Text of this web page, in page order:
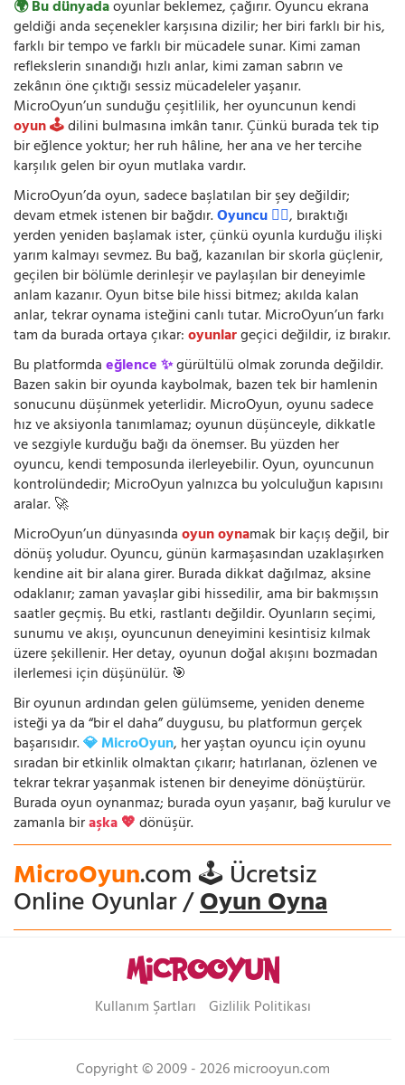
🌍 Bu dünyadaoyunlar beklemez, çağırır. Oyuncu ekrana
geldiği anda seçenekler karşısına dizilir; her biri farklı bir his,
farklı bir tempo ve farklı bir mücadele sunar. Kimi zaman
reflekslerin sınandığı hızlı anlar, kimi zaman sabrın ve
zekânın öne çıktığı sessiz mücadeleler yaşanır.
MicroOyun’un sunduğu çeşitlilik, her oyuncunun kendi
oyun 🕹️dilini bulmasına imkân tanır. Çünkü burada tek tip
bir eğlence yoktur; her ruh hâline, her ana ve her tercihe
karşılık gelen bir oyun mutlaka vardır.
MicroOyun’da oyun, sadece başlatılan bir şey değildir;
devam etmek istenen bir bağdır.Oyuncu 🧍‍♂️, bıraktığı
yerden yeniden başlamak ister, çünkü oyunla kurduğu ilişki
yarım kalmayı sevmez. Bu bağ, kazanılan bir skorla güçlenir,
geçilen bir bölümle derinleşir ve paylaşılan bir deneyimle
anlam kazanır. Oyun bitse bile hissi bitmez; akılda kalan
anlar, tekrar oynama isteğini canlı tutar. MicroOyun’un farkı
tam da burada ortaya çıkar:oyunlargeçici değildir, iz bırakır.
Bu platformdaeğlence ✨gürültülü olmak zorunda değildir.
Bazen sakin bir oyunda kaybolmak, bazen tek bir hamlenin
sonucunu düşünmek yeterlidir. MicroOyun, oyunu sadece
hız ve aksiyonla tanımlamaz; oyunun düşünceyle, dikkatle
ve sezgiyle kurduğu bağı da önemser. Bu yüzden her
oyuncu, kendi temposunda ilerleyebilir. Oyun, oyuncunun
kontrolündedir; MicroOyun yalnızca bu yolculuğun kapısını
aralar. 🚀
MicroOyun’un dünyasındaoyun oynamak bir kaçış değil, bir
dönüş yoludur. Oyuncu, günün karmaşasından uzaklaşırken
kendine ait bir alana girer. Burada dikkat dağılmaz, aksine
odaklanır; zaman yavaşlar gibi hissedilir, ama bir bakmışsın
saatler geçmiş. Bu etki, rastlantı değildir. Oyunların seçimi,
sunumu ve akışı, oyuncunun deneyimini kesintisiz kılmak
üzere şekillenir. Her detay, oyunun doğal akışını bozmadan
ilerlemesi için düşünülür. 🎯
Bir oyunun ardından gelen gülümseme, yeniden deneme
isteği ya da “bir el daha” duygusu, bu platformun gerçek
başarısıdır.💎 MicroOyun, her yaştan oyuncu için oyunu
sıradan bir etkinlik olmaktan çıkarır; hatırlanan, özlenen ve
tekrar tekrar yaşanmak istenen bir deneyime dönüştürür.
Burada oyun oynanmaz; burada oyun yaşanır, bağ kurulur ve
zamanla biraşka 💖dönüşür.
MicroOyun.com 🕹️ Ücretsiz
Online Oyunlar /Oyun Oyna
Kullanım Şartları Gizlilik Politikası
Copyright © 2009 - 2026 microoyun.com